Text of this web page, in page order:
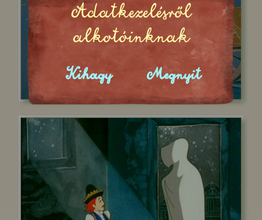
Adatkezelésről
alkotóinknak
Kihagy Megnyit